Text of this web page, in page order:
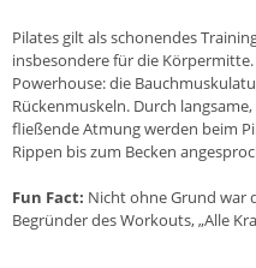
Pilates gilt als schonendes
insbesondere für die
Powerhouse: die
Rückenmuskeln. Durch
fließende Atmung werden beim
Rippen bis zum Becken
Fun Fact: Nicht ohne Grund war
Begründer des Workouts, „Alle